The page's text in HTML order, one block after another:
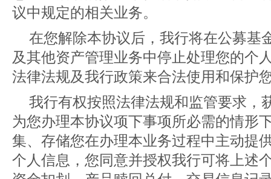
议中规定的相关业务。
在您解除本协议后，我行将在公募基
及其他资产管理业务中停止处理您的个
法律法规及我行政策来合法使用和保护
我行有权按照法律法规和监管要求，
为您办理本协议项下事项所必需的情形
集、存储您在办理本业务过程中主动提
个人信息，您同意并授权我行可将上述